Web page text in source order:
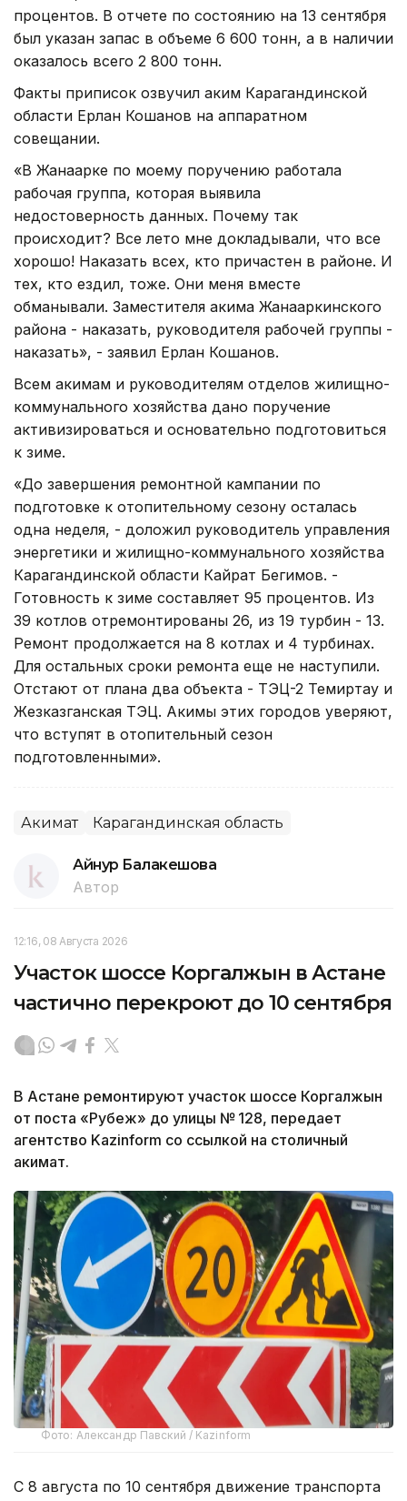
процентов. В отчете по состоянию на 13 сентября
был указан запас в объеме 6 600 тонн, а в наличии
оказалось всего 2 800 тонн.
Факты приписок озвучил аким Карагандинской
области Ерлан Кошанов на аппаратном
совещании.
«В Жанаарке по моему поручению работала
рабочая группа, которая выявила
недостоверность данных. Почему так
происходит? Все лето мне докладывали, что все
хорошо! Наказать всех, кто причастен в районе. И
тех, кто ездил, тоже. Они меня вместе
обманывали. Заместителя акима Жанааркинского
района - наказать, руководителя рабочей группы -
наказать», - заявил Ерлан Кошанов.
Всем акимам и руководителям отделов жилищно-
коммунального хозяйства дано поручение
активизироваться и основательно подготовиться
к зиме.
«До завершения ремонтной кампании по
подготовке к отопительному сезону осталась
одна неделя, - доложил руководитель управления
энергетики и жилищно-коммунального хозяйства
Карагандинской области Кайрат Бегимов. -
Готовность к зиме составляет 95 процентов. Из
39 котлов отремонтированы 26, из 19 турбин - 13.
Ремонт продолжается на 8 котлах и 4 турбинах.
Для остальных сроки ремонта еще не наступили.
Отстают от плана два объекта - ТЭЦ-2 Темиртау и
Жезказганская ТЭЦ. Акимы этих городов уверяют,
что вступят в отопительный сезон
подготовленными».
Акимат Карагандинская область
Айнур Балакешова
Автор
12:16, 08 Августа 2026
Участок шоссе Коргалжын в Астане
частично перекроют до 10 сентября
В Астане ремонтируют участок шоссе Коргалжын
от поста «Рубеж» до улицы № 128, передает
агентство Kazinform со ссылкой на столичный
акимат.
Фото: Александр Павский / Kazinform
С 8 августа по 10 сентября движение транспорта